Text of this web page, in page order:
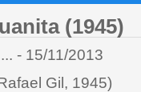
(1945)
- 15/11/2013
Gil, 1945)